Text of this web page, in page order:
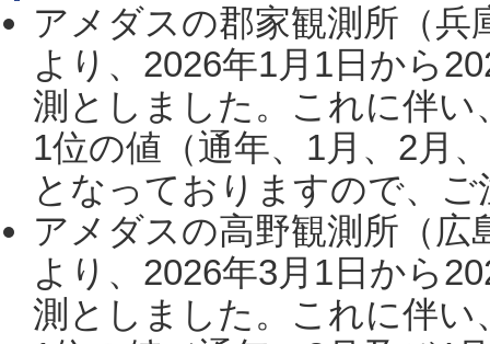
アメダスの郡家観測所（
より、2026年1月1日から
測としました。これに伴い
1位の値（通年、1月、2月
となっておりますので、
アメダスの高野観測所（
より、2026年3月1日から
測としました。これに伴い